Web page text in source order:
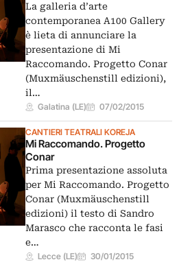
La galleria d’arte
contemporanea A100 Gallery
è lieta di annunciare la
presentazione di Mi
Raccomando. Progetto Conar
(Muxmäuschenstill edizioni),
il…
Galatina (LE) 07/02/2015
CANTIERI TEATRALI KOREJA
Mi Raccomando. Progetto
Conar
Prima presentazione assoluta
per Mi Raccomando. Progetto
Conar (Muxmäuschenstill
edizioni) il testo di Sandro
Marasco che racconta le fasi
e…
Lecce (LE) 30/01/2015